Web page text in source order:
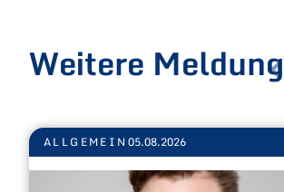
Weitere
ALLGEMEIN 05.08.2026